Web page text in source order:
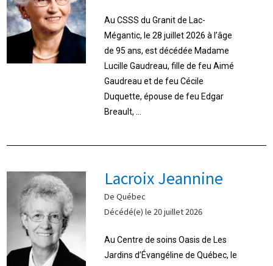
Au CSSS du Granit de Lac-
Mégantic, le 28 juillet 2026 à l’âge
de 95 ans, est décédée Madame
Lucille Gaudreau, fille de feu Aimé
Gaudreau et de feu Cécile
Duquette, épouse de feu Edgar
Breault, ...
Lacroix Jeannine
De Québec
Décédé(e) le 20 juillet 2026
Au Centre de soins Oasis de Les
Jardins d’Évangéline de Québec, le